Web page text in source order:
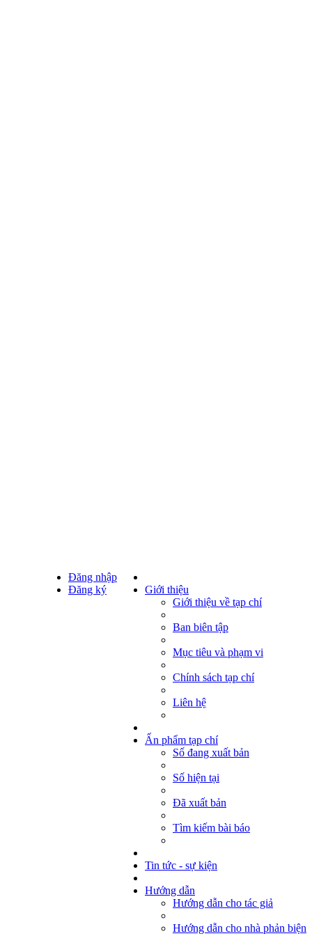
Giới thiệu
Giới thiệu về tạp chí
Ban biên tập
Mục tiêu và phạm vi
Chính sách tạp chí
Liên hệ
Ấn phẩm tạp chí
Số đang xuất bản
Số hiện tại
Đã xuất bản
Tìm kiếm bài báo
Tin tức - sự kiện
Hướng dẫn
Hướng dẫn cho tác giả
Hướng dẫn cho nhà phản biện
Đăng nhập
Đăng ký